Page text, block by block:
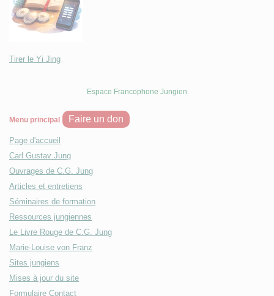
Tirer le Yi Jing
Espace Francophone Jungien
Menu principal Faire un don
Page d'accueil
Carl Gustav Jung
Ouvrages de C.G. Jung
Articles et entretiens
Séminaires de formation
Ressources jungiennes
Le Livre Rouge de C.G. Jung
Marie-Louise von Franz
Sites jungiens
Mises à jour du site
Formulaire Contact